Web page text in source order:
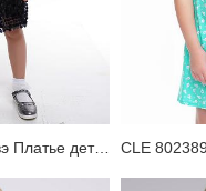
CLE 794368/49вэ Платье детское